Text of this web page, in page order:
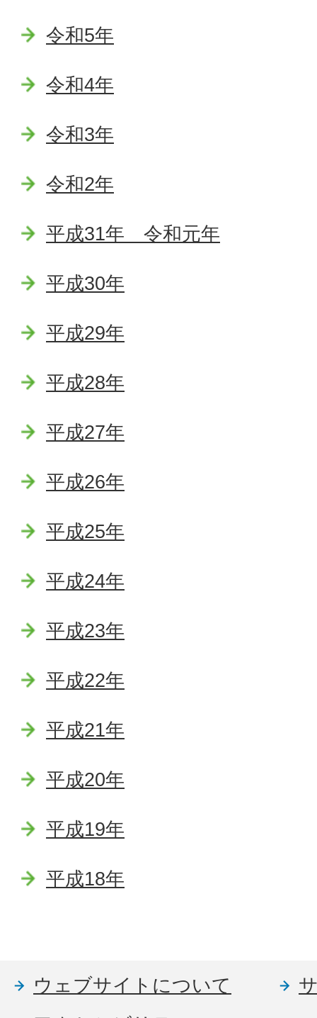
令和5年
令和4年
令和3年
令和2年
平成31年 令和元年
平成30年
平成29年
平成28年
平成27年
平成26年
平成25年
平成24年
平成23年
平成22年
平成21年
平成20年
平成19年
平成18年
ウェブサイトについて